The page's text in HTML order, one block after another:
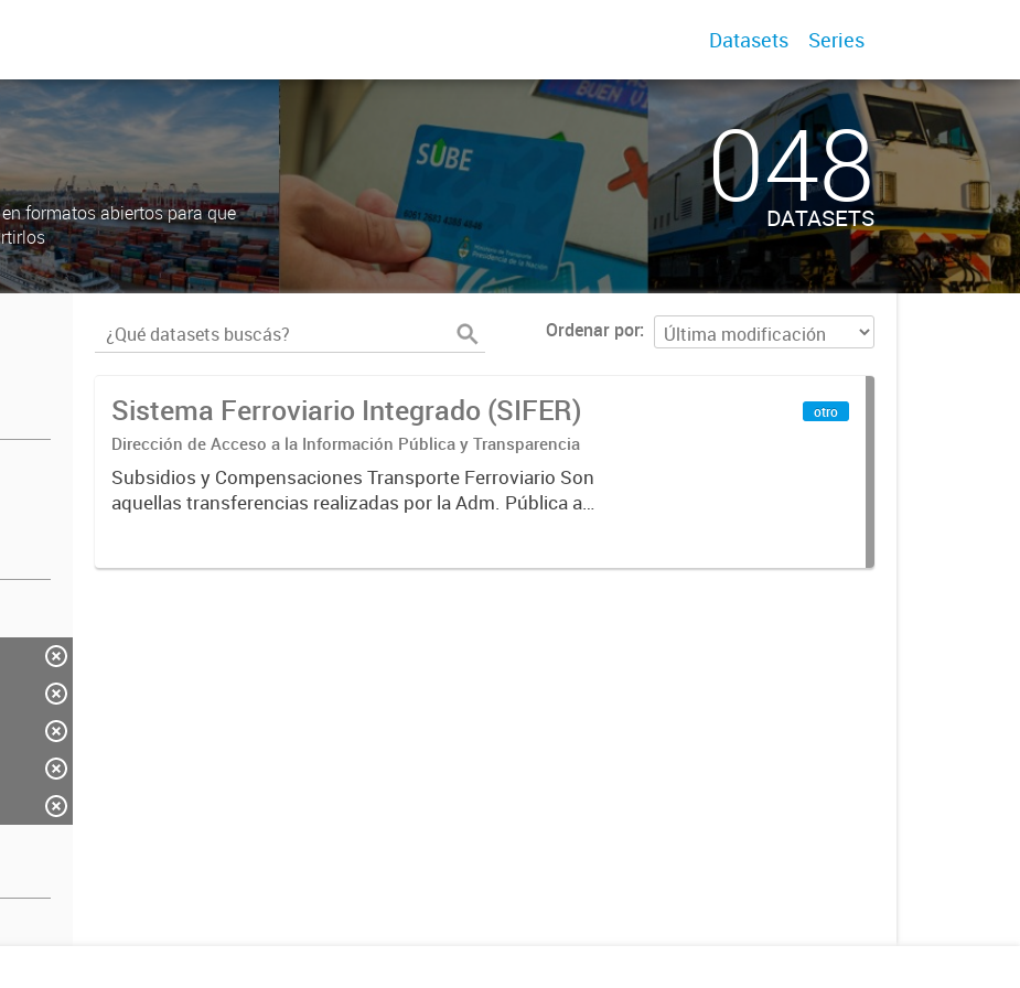
Datasets Series
formatos abiertos para que
048
DATASETS
Ordenar por
Sistema Ferroviario Integrado (SIFER)
Dirección de Acceso a la Información Pública y Transparencia
Subsidios y Compensaciones Transporte Ferroviario Son
aquellas transferencias realizadas por la Adm. Pública a
otro